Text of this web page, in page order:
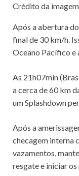
Crédito da
Após a abertura
final de 30 km/h.
Oceano Pacífico e
As 21h07min
a cerca de 60 km
um Splashdown
Após a
checagem interna
vazamentos,
resgate e iniciar